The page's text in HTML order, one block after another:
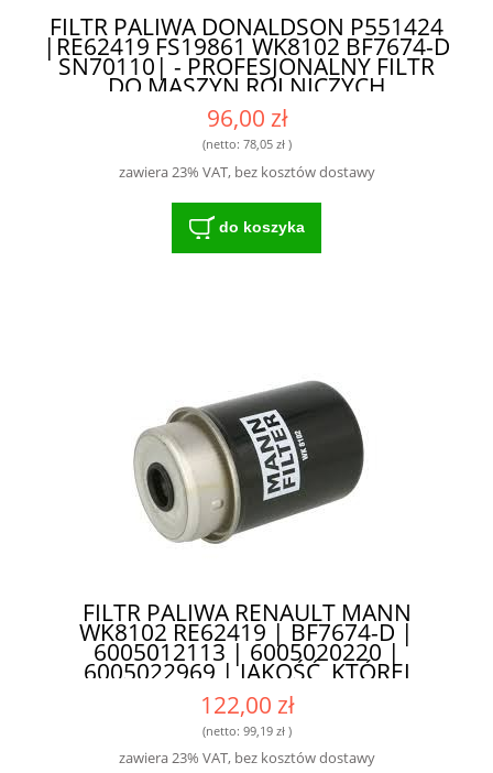
FILTR PALIWA DONALDSON P551424
|RE62419 FS19861 WK8102 BF7674-D
SN70110| - PROFESJONALNY FILTR
DO MASZYN ROLNICZYCH
96,00 zł
(netto: 78,05 zł)
zawiera 23% VAT, bez kosztów dostawy
do koszyka
FILTR PALIWA RENAULT MANN
WK8102 RE62419 | BF7674-D |
6005012113 | 6005020220 |
6005022969 | JAKOŚĆ, KTÓREJ
MOŻESZ ZAUFAĆ!
122,00 zł
(netto: 99,19 zł)
zawiera 23% VAT, bez kosztów dostawy